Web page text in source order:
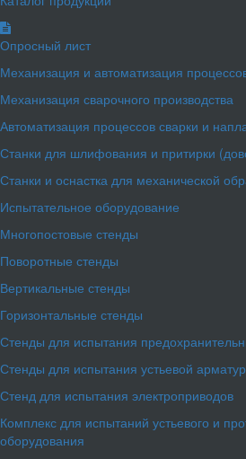
Опросный лист
Механизация и автоматизация
Механизация сварочного производства
Автоматизация процессов сварки и
Станки для шлифования и притирки
Станки и оснастка для механической
Испытательное оборудование
Многопостовые стенды
Поворотные стенды
Вертикальные стенды
Горизонтальные стенды
Стенды для испытания
Стенды для испытания устьевой
Стенд для испытания электроприводов
Комплекс для испытаний устьевого и
оборудования